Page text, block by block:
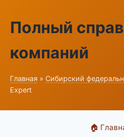
Полный
компаний
Главная » Сибирский
Expert
🏠